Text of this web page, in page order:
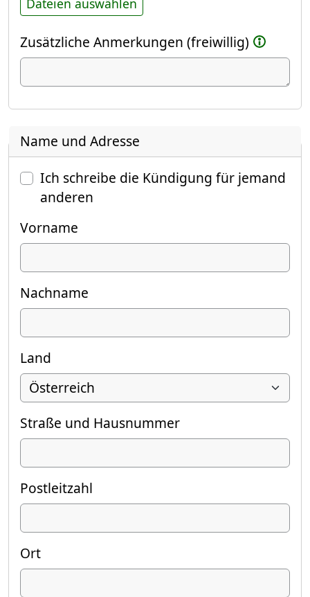
Zusätzliche Anmerkungen (freiwillig)
Name und Adresse
Ich schreibe die Kündigung für jemand
anderen
Vorname
Nachname
Land
Straße und Hausnummer
Postleitzahl
Ort